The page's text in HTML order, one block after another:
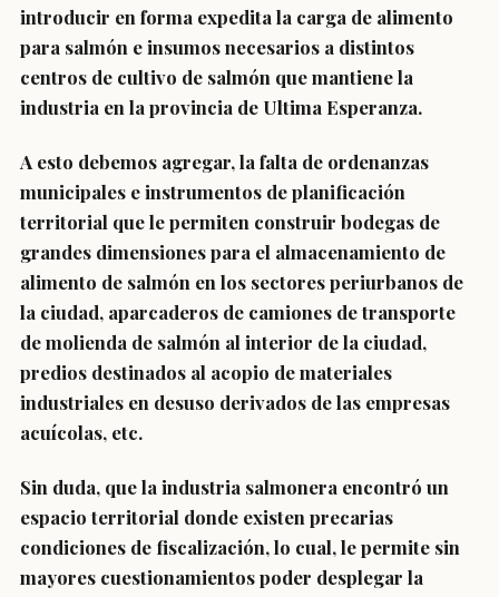
introducir en forma expedita la carga de alimento
para salmón e insumos necesarios a distintos
centros de cultivo de salmón que mantiene la
industria en la provincia de Ultima Esperanza.
A esto debemos agregar, la falta de ordenanzas
municipales e instrumentos de planificación
territorial que le permiten construir bodegas de
grandes dimensiones para el almacenamiento de
alimento de salmón en los sectores periurbanos de
la ciudad, aparcaderos de camiones de transporte
de molienda de salmón al interior de la ciudad,
predios destinados al acopio de materiales
industriales en desuso derivados de las empresas
acuícolas, etc.
Sin duda, que la industria salmonera encontró un
espacio territorial donde existen precarias
condiciones de fiscalización, lo cual, le permite sin
mayores cuestionamientos poder desplegar la